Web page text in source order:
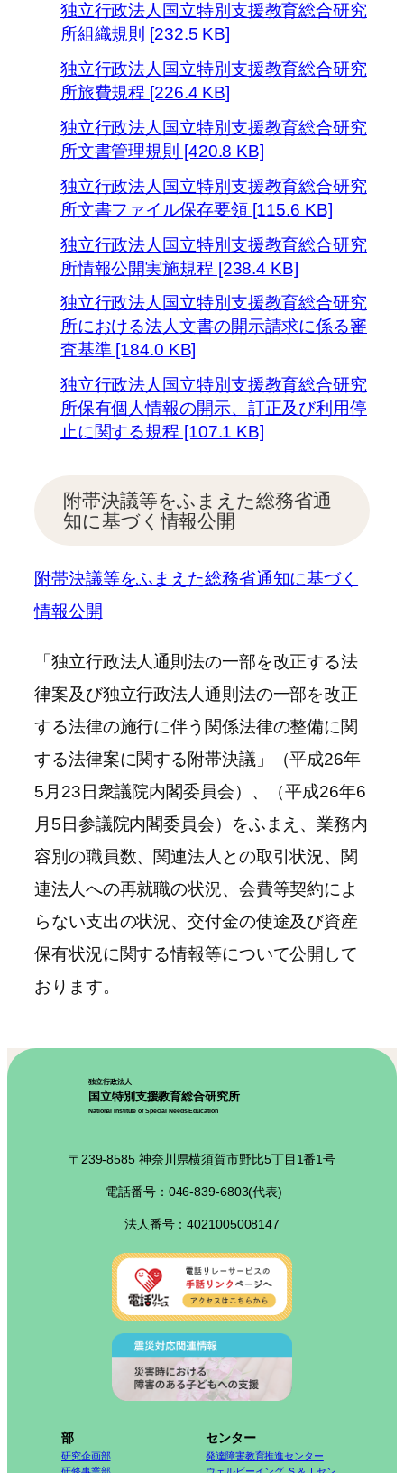
独立行政法人国立特別支援教育総合研究
所組織規則 [232.5 KB]
独立行政法人国立特別支援教育総合研究
所旅費規程 [226.4 KB]
独立行政法人国立特別支援教育総合研究
所文書管理規則 [420.8 KB]
独立行政法人国立特別支援教育総合研究
所文書ファイル保存要領 [115.6 KB]
独立行政法人国立特別支援教育総合研究
所情報公開実施規程 [238.4 KB]
独立行政法人国立特別支援教育総合研究
所における法人文書の開示請求に係る審
査基準 [184.0 KB]
独立行政法人国立特別支援教育総合研究
所保有個人情報の開示、訂正及び利用停
止に関する規程 [107.1 KB]
附帯決議等をふまえた総務省通
知に基づく情報公開
附帯決議等をふまえた総務省通知に基づく
情報公開
「独立行政法人通則法の一部を改正する法
律案及び独立行政法人通則法の一部を改正
する法律の施行に伴う関係法律の整備に関
する法律案に関する附帯決議」（平成26年
5月23日衆議院内閣委員会）、（平成26年6
月5日参議院内閣委員会）をふまえ、業務内
容別の職員数、関連法人との取引状況、関
連法人への再就職の状況、会費等契約によ
らない支出の状況、交付金の使途及び資産
保有状況に関する情報等について公開して
おります。
独立行政法人
国立特別支援教育総合研究所
National Institute of Special Needs Education
〒239-8585 神奈川県横須賀市野比5丁目1番1号
電話番号：046-839-6803(代表)
法人番号：4021005008147
部
研究企画部
センター
発達障害教育推進センター